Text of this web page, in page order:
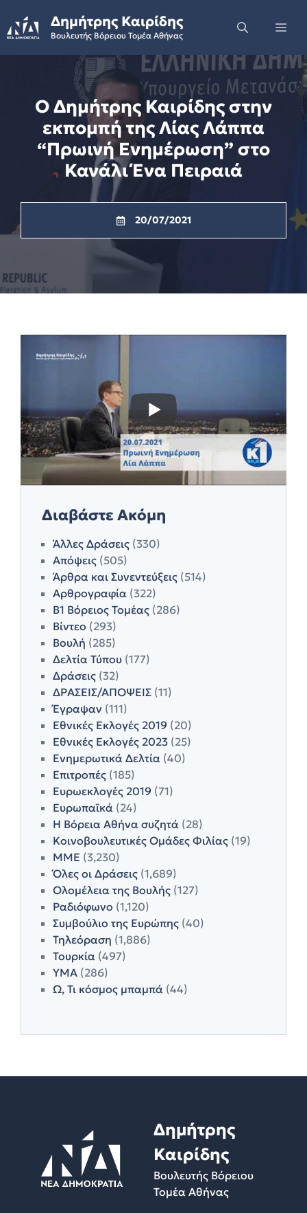
to
content
Δημήτρης Καιρίδης
Βουλευτής Βόρειου Τομέα Αθήνας
Ο Δημήτρης Καιρίδης στην
εκπομπή της Λίας Λάππα
“Πρωινή Ενημέρωση” στο
Κανάλι Ένα Πειραιά
20/07/2021
Διαβάστε Ακόμη
Άλλες Δράσεις (330)
Απόψεις (505)
Άρθρα και Συνεντεύξεις (514)
Αρθρογραφία (322)
Β1 Βόρειος Τομέας (286)
Βίντεο (293)
Βουλή (285)
Δελτία Τύπου (177)
Δράσεις (32)
ΔΡΑΣΕΙΣ/ΑΠΟΨΕΙΣ (11)
Έγραψαν (111)
Εθνικές Εκλογές 2019 (20)
Εθνικές Εκλογές 2023 (25)
Ενημερωτικά Δελτία (40)
Επιτροπές (185)
Ευρωεκλογές 2019 (71)
Ευρωπαϊκά (24)
Η Βόρεια Αθήνα συζητά (28)
Κοινοβουλευτικές Ομάδες Φιλίας (19)
ΜΜΕ (3,230)
Όλες οι Δράσεις (1,689)
Ολομέλεια της Βουλής (127)
Ραδιόφωνο (1,120)
Συμβούλιο της Ευρώπης (40)
Τηλεόραση (1,886)
Τουρκία (497)
ΥΜΑ (286)
Ω, Τι κόσμος μπαμπά (44)
Δημήτρης
Καιρίδης
Βουλευτής Βόρειου
Τομέα Αθήνας